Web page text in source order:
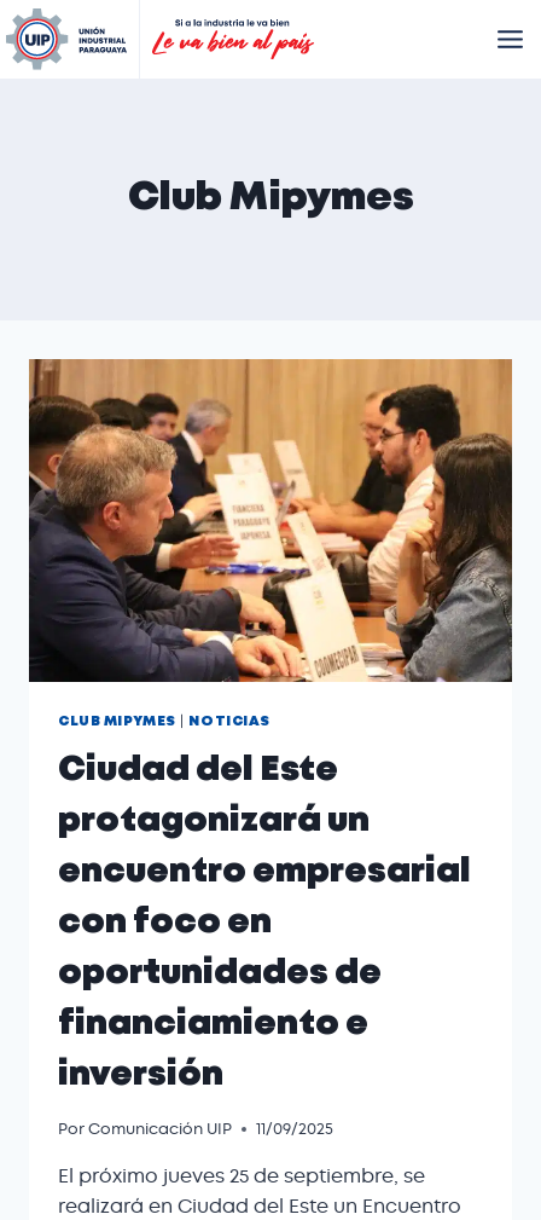
Club Mipymes
CLUB MIPYMES | NOTICIAS
Ciudad del Este
protagonizará un
encuentro empresarial
con foco en
oportunidades de
financiamiento e
inversión
PorComunicación UIP 11/09/2025
El próximo jueves 25 de septiembre, se
realizará en Ciudad del Este un Encuentro